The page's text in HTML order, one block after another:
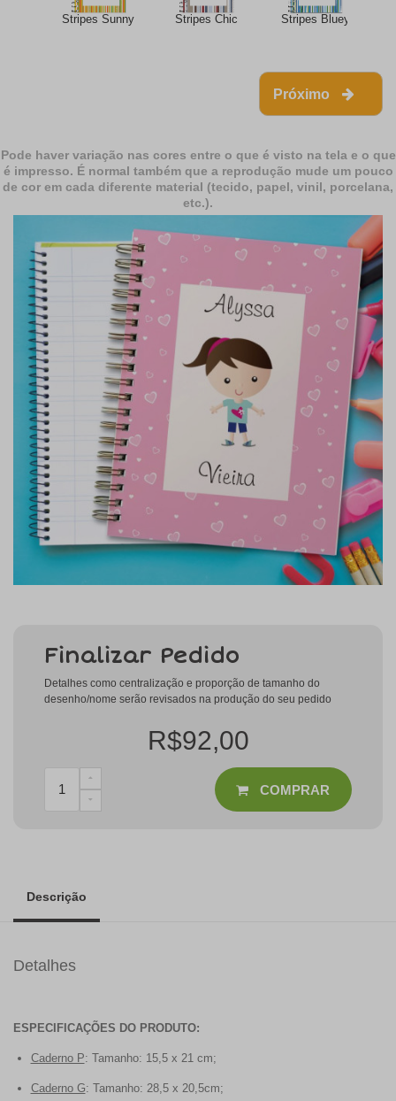
Stripes Sunny Stripes Chic Stripes Bluey
Próximo
Pode haver variação nas cores entre o que é visto na tela e o que
é impresso. É normal também que a reprodução mude um pouco
de cor em cada diferente material (tecido, papel, vinil, porcelana,
etc.).
Finalizar Pedido
Detalhes como centralização e proporção de tamanho do
desenho/nome serão revisados na produção do seu pedido
R$92,00
COMPRAR
Descrição
Detalhes
ESPECIFICAÇÕES DO PRODUTO:
Caderno P: Tamanho: 15,5 x 21 cm;
Caderno G: Tamanho: 28,5 x 20,5cm;